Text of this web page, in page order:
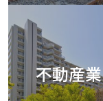
不動産業